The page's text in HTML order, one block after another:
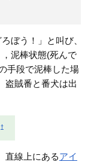
ぼう！」と叫び、
泥棒状態(死んで
手段で泥棒した場
盗賊番と番犬は出
†
直線上にあるアイ